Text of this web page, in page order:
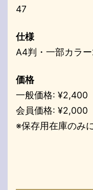
47
仕様
A4判・一部カラ
価格
一般価格: ¥2,400
会員価格: ¥2,000
※保存用在庫のみ